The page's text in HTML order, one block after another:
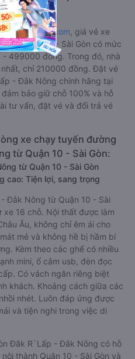
củaVexere.com , giá vé xe
từ Quận 10 - Sài Gòn có mức
499000 đồng. Trong đó, nhà
chỉ 210000 đồng. Đặt vé
- Đắk Nông chính hãng tại
bảo giữ chỗ 100% và hỗ
tư vấn, đặt vé và đổi trả vé
xe chạy tuyến đường
từ Quận 10 - Sài Gòn:
từ Quận 10 - Sài Gòn
cao: Tiện lợi, sang trọng
Đắk Nông từ Quận 10 - Sài
xe 16 chỗ. Nội thất được làm
Âu, không chỉ êm ái cho
mẻ và không hề bị hầm bí
Kèm theo các ghế có nhiều
mini, ổ cắm usb, đèn đọc
Có vách ngăn riêng biệt
khách. Khoảng cách giữa các
nhét. Luôn đáp ứng được
và tiện nghi trong việc di
Đăk R`Lấp - Đắk Nông có hỗ
thành Quận 10 - Sài Gòn và